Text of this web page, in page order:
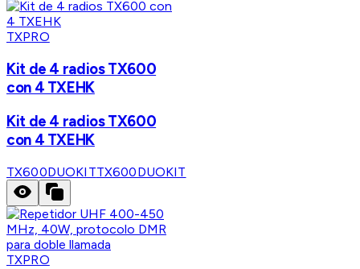
TXPRO
Kit de 4 radios TX600
con 4 TXEHK
Kit de 4 radios TX600
con 4 TXEHK
TX600DUOKITTX600DUOKIT
TXPRO